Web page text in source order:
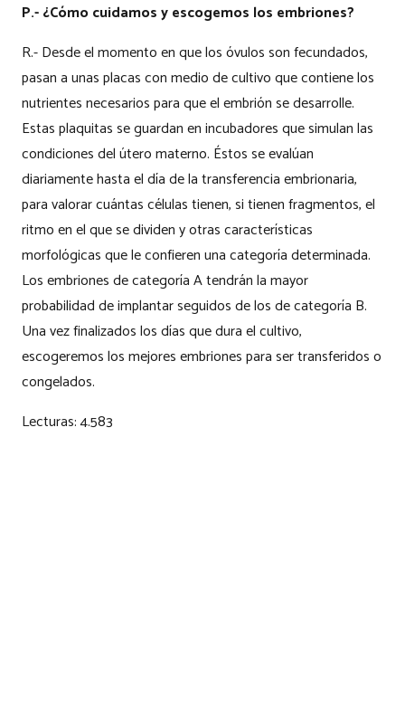
P.- ¿Cómo cuidamos y escogemos los embriones?
R.- Desde el momento en que los óvulos son fecundados,
pasan a unas placas con medio de cultivo que contiene los
nutrientes necesarios para que el embrión se desarrolle.
Estas plaquitas se guardan en incubadores que simulan las
condiciones del útero materno. Éstos se evalúan
diariamente hasta el día de la transferencia embrionaria,
para valorar cuántas células tienen, si tienen fragmentos, el
ritmo en el que se dividen y otras características
morfológicas que le confieren una categoría determinada.
Los embriones de categoría A tendrán la mayor
probabilidad de implantar seguidos de los de categoría B.
Una vez finalizados los días que dura el cultivo,
escogeremos los mejores embriones para ser transferidos o
congelados.
Lecturas:4.583